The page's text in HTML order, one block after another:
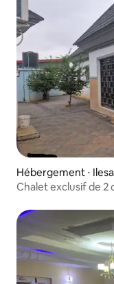
Hébergement ⋅ Ilesa
Chalet exclusif de 2